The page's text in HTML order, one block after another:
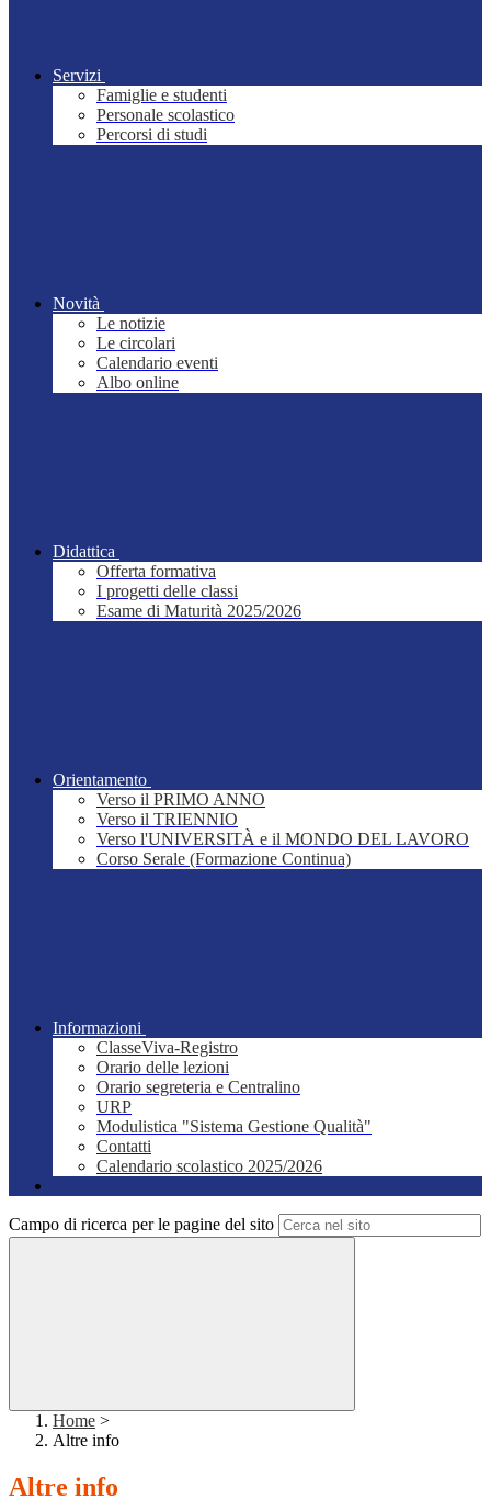
Servizi
Famiglie e studenti
Personale scolastico
Percorsi di studi
Novità
Le notizie
Le circolari
Calendario eventi
Albo online
Didattica
Offerta formativa
I progetti delle classi
Esame di Maturità 2025/2026
Orientamento
Verso il PRIMO ANNO
Verso il TRIENNIO
Verso l'UNIVERSITÀ e il MONDO DEL LAVORO
Corso Serale (Formazione Continua)
Informazioni
ClasseViva-Registro
Orario delle lezioni
Orario segreteria e Centralino
URP
Modulistica "Sistema Gestione Qualità"
Contatti
Calendario scolastico 2025/2026
Campo di ricerca per le pagine del sito
Home >
Altre info
Altre info